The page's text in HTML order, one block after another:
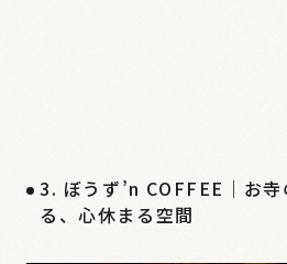
3. ぼうず’n COFFEE｜お
る、心休まる空間